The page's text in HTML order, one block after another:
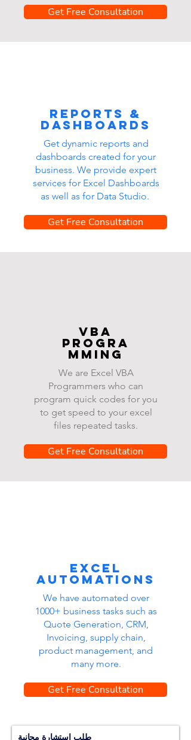
Get Free Consultation
Reports &
dashboards
Get dynamic reports and
dashboards created for your
business. We provide expert
services for Excel Dashboards
as well as for Data Studio.
Get Free Consultation
VBA
progra
mming
We are Excel VBA
Programmers who can
program quick codes for you
to get speed to your excel
files repeated tasks.
Get Free Consultation
Excel
automations
We have automated over
1000+ business tasks such as
Quote Generation, CRM,
Invoicing, supply chain,
product management, and
many more.
Get Free Consultation
طلب استشارة مجانية